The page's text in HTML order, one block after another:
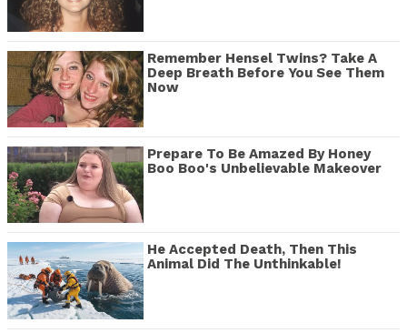
Remember Hensel Twins? Take A
Deep Breath Before You See Them
Now
Prepare To Be Amazed By Honey
Boo Boo's Unbelievable Makeover
He Accepted Death, Then This
Animal Did The Unthinkable!